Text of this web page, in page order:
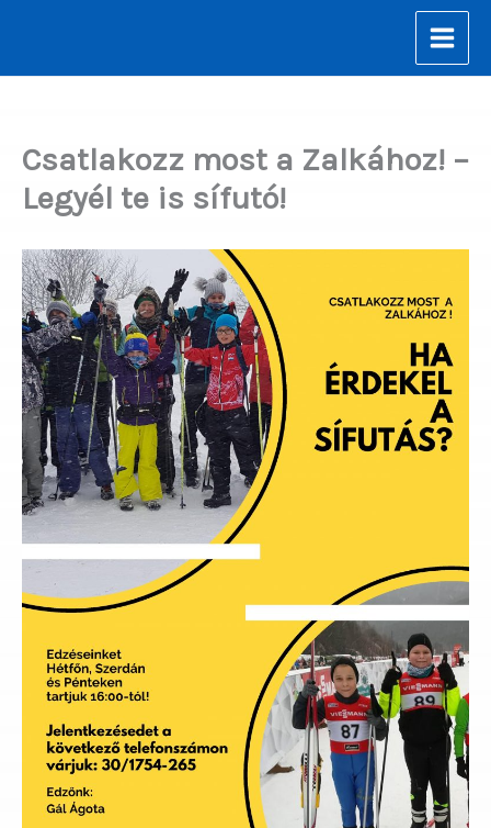
Csatlakozz most a Zalkához! –
Legyél te is sífutó!